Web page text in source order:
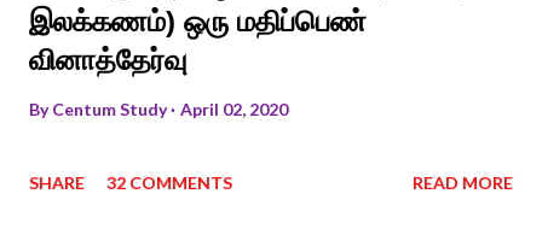
இலக்கணம்) ஒரு மதிப்பெண்
வினாத்தேர்வு
ByCentum Study April 02, 2020
SHARE 32 COMMENTS READ MORE